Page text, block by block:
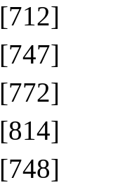
[712]
[747]
[772]
[814]
[748]